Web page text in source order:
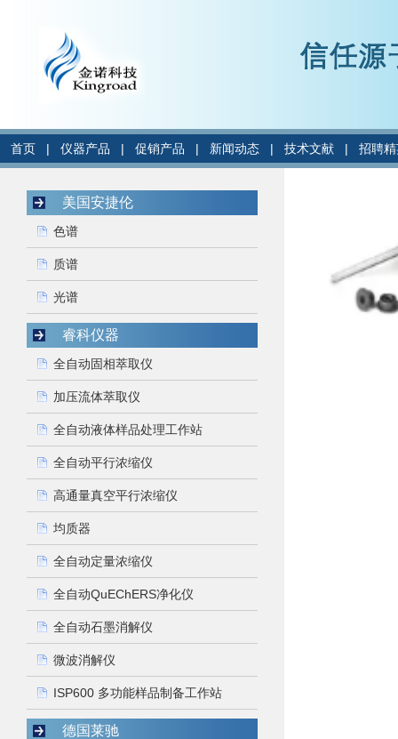
首页 | 仪器产品 | 促销产品 | 新闻动态 | 技术文献 | 招聘
美国安捷伦
色谱
质谱
光谱
睿科仪器
全自动固相萃取仪
加压流体萃取仪
全自动液体样品处理工作站
全自动平行浓缩仪
高通量真空平行浓缩仪
均质器
全自动定量浓缩仪
全自动QuEChERS净化仪
全自动石墨消解仪
微波消解仪
ISP600 多功能样品制备工作站
德国莱驰